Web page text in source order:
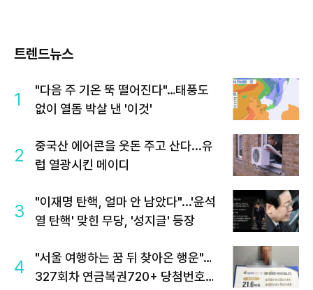
트렌드뉴스
1
"다음 주 기온 뚝 떨어진다"…태풍도
없이 열돔 박살 낸 '이것'
2
중국산 에어콘을 웃돈 주고 산다...유
럽 열광시킨 메이디
3
"이재명 탄핵, 얼마 안 남았다"...'윤석
열 탄핵' 맞힌 무당, '성지글' 등장
4
"서울 여행하는 꿈 뒤 찾아온 행운"…
327회차 연금복권720+ 당첨번호조